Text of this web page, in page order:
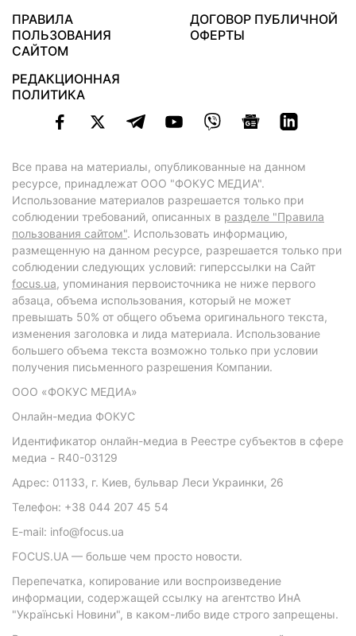
ПРАВИЛА
ПОЛЬЗОВАНИЯ
САЙТОМ
ДОГОВОР ПУБЛИЧНОЙ
ОФЕРТЫ
РЕДАКЦИОННАЯ
ПОЛИТИКА
Все права на материалы, опубликованные на данном
ресурсе, принадлежат ООО "ФОКУС МЕДИА".
Использование материалов разрешается только при
соблюдении требований, описанных в разделе "Правила
пользования сайтом". Использовать информацию,
размещенную на данном ресурсе, разрешается только при
соблюдении следующих условий: гиперссылки на Сайт
focus.ua, упоминания первоисточника не ниже первого
абзаца, объема использования, который не может
превышать 50% от общего объема оригинального текста,
изменения заголовка и лида материала. Использование
большего объема текста возможно только при условии
получения письменного разрешения Компании.
ООО «ФОКУС МЕДИА»
Онлайн-медиа ФОКУС
Идентификатор онлайн-медиа в Реестре субъектов в сфере
медиа - R40-03129
Адрес: 01133, г. Киев, бульвар Леси Украинки, 26
Телефон: +38 044 207 45 54
E-mail: info@focus.ua
FOCUS.UA — больше чем просто новости.
Перепечатка, копирование или воспроизведение
информации, содержащей ссылку на агентство ИнА
"Українські Новини", в каком-либо виде строго запрещены.